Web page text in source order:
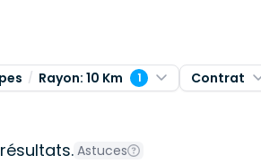
Rayon: 10 Km 1 Contrat
résultats. Astuces